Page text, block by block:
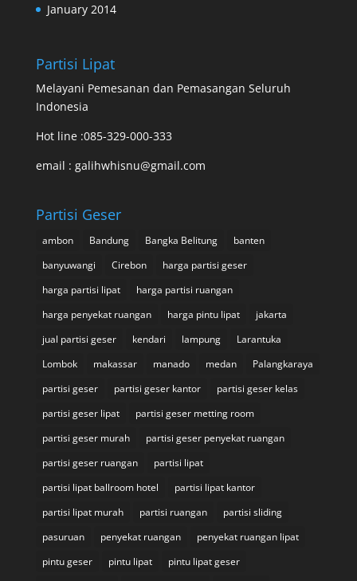
January 2014
Partisi Lipat
Melayani Pemesanan dan Pemasangan Seluruh
Indonesia
Hot line :085-329-000-333
email : galihwhisnu@gmail.com
Partisi Geser
ambon Bandung Bangka Belitung
banten
banyuwangi
Cirebon
harga partisi geser
harga partisi lipat
harga partisi ruangan
harga penyekat ruangan
harga pintu lipat
jakarta
jual partisi geser
kendari lampung
Larantuka
Lombok
makassar manado medan
Palangkaraya
partisi geser
partisi geser kantor
partisi geser kelas
partisi geser lipat
partisi geser metting room
partisi geser murah
partisi geser penyekat ruangan
partisi geser ruangan
partisi lipat
partisi lipat ballroom hotel
partisi lipat kantor
partisi lipat murah
partisi ruangan
partisi sliding
pasuruan
penyekat ruangan
penyekat ruangan lipat
pintu geser
pintu lipat
pintu lipat geser